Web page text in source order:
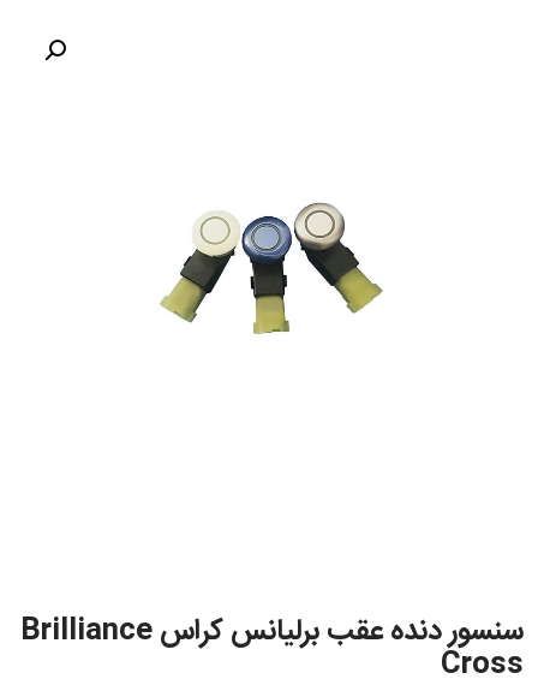
سنسور دنده عقب برلیانس کراس Brilliance
Cross